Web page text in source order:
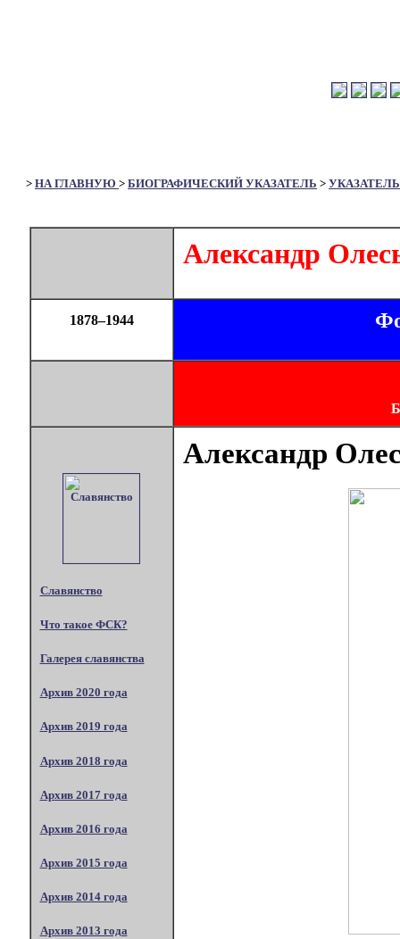
> НА ГЛАВНУЮ > БИОГРАФИЧЕСКИЙ УКАЗАТЕЛЬ >
Александр
1878–1944
Славянство
Что такое ФСК?
Галерея славянства
Архив 2020 года
Архив 2019 года
Архив 2018 года
Архив 2017 года
Архив 2016 года
Архив 2015 года
Архив 2014 года
Архив 2013 года
Александр